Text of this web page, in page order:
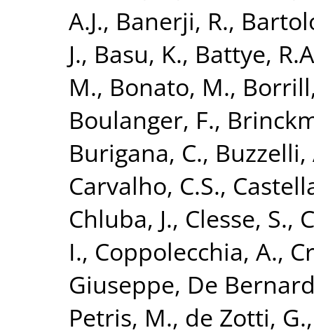
A.J., Banerji, R.,
J., Basu, K., Battye,
M., Bonato, M.,
Boulanger, F.,
Burigana, C., Buzzelli,
Carvalho, C.S.,
Chluba, J., Clesse, S.,
I., Coppolecchia, A.,
Giuseppe, De
Petris, M., de Zotti, G.